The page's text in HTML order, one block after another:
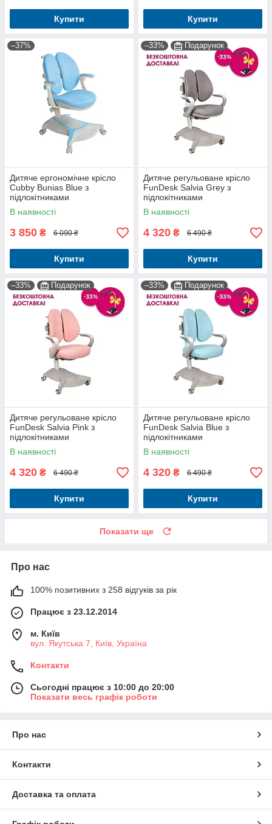
Купити Купити
–37%
Дитяче ергономічне крісло
Cubby Bunias Blue з
підлокітниками
В наявності
3 850 ₴ 6 090 ₴
Купити
–33% Подарунок
Дитяче регульоване крісло
FunDesk Salvia Grey з
підлокітниками
В наявності
4 320 ₴ 6 490 ₴
Купити
–33% Подарунок
Дитяче регульоване крісло
FunDesk Salvia Pink з
підлокітниками
В наявності
4 320 ₴ 6 490 ₴
Купити
–33% Подарунок
Дитяче регульоване крісло
FunDesk Salvia Blue з
підлокітниками
В наявності
4 320 ₴ 6 490 ₴
Купити
Показати ще
Про нас
100% позитивних з 258 відгуків за рік
Працює з 23.12.2014
м. Київ
вул. Якутська 7, Київ, Україна
Контакти
Сьогодні працює з 10:00 до 20:00
Показати весь графік роботи
Про нас
Контакти
Доставка та оплата